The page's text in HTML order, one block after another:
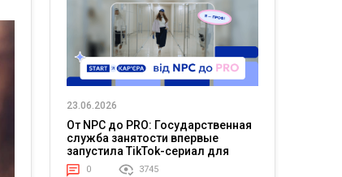
23.06.2026
От NPC до PRO: Государственная
служба занятости впервые
запустила TikTok-сериал для
молодежи
0 3745